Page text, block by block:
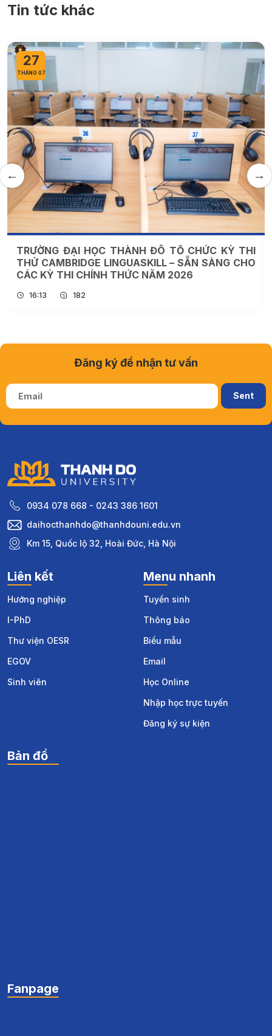
Tin tức khác
27
THÁNG 07
TRƯỜNG ĐẠI HỌC THÀNH ĐÔ TỔ CHỨC KỲ THI
THỬ CAMBRIDGE LINGUASKILL – SẴN SÀNG CHO
CÁC KỲ THI CHÍNH THỨC NĂM 2026
16:13 182
0934 078 668 - 0243 386 1601
daihocthanhdo@thanhdouni.edu.vn
Km 15, Quốc lộ 32, Hoài Đức, Hà Nội
Liên kết
Hướng nghiệp
I-PhD
Thư viện OESR
EGOV
Sinh viên
Menu nhanh
Tuyển sinh
Thông báo
Biểu mẫu
Email
Học Online
Nhập học trực tuyến
Đăng ký sự kiện
Bản đồ
Fanpage
Đăng ký để nhận tư vấn